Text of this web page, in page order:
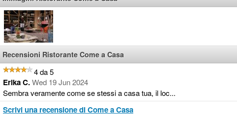
Recensioni Ristorante Come a Casa
4 da 5
Erika C.Wed 19 Jun 2024
Sembra veramente come se stessi a casa tua, il loc...
Scrivi una recensione di Come a Casa